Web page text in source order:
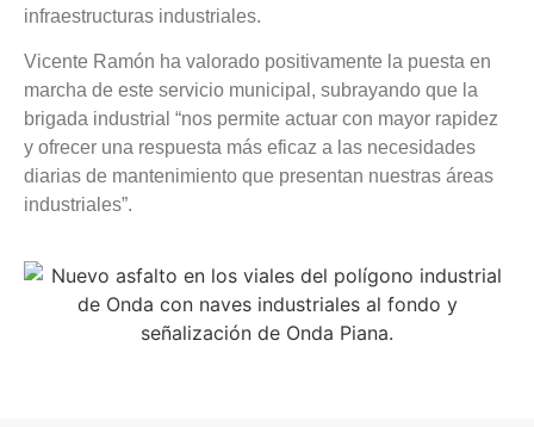
infraestructuras industriales.
Vicente Ramón ha valorado positivamente la puesta en
marcha de este servicio municipal, subrayando que la
brigada industrial “nos permite actuar con mayor rapidez
y ofrecer una respuesta más eficaz a las necesidades
diarias de mantenimiento que presentan nuestras áreas
industriales”.